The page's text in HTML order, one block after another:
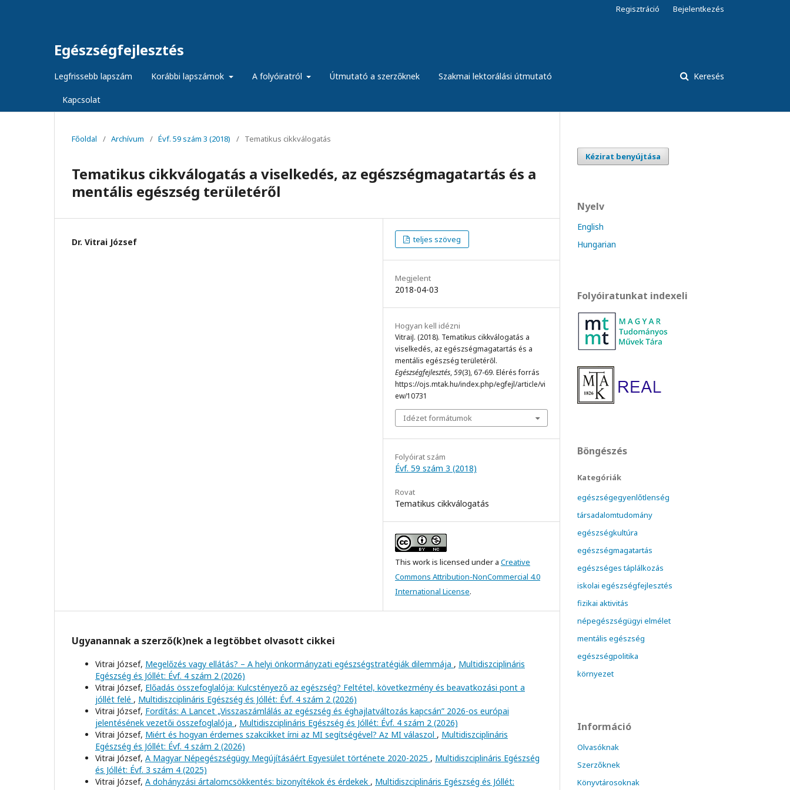
Egészségfejlesztés
Legfrissebb lapszám Korábbi lapszámok A folyóiratról Útmutató a szerzőknek Szakmai lektorálási útmutató
Kapcsolat
Keresés
Regisztráció Bejelentkezés
Főoldal / Archívum / Évf. 59 szám 3 (2018) / Tematikus cikkválogatás
Tematikus cikkválogatás a viselkedés, az egészségmagatartás és a
mentális egészség területéről
Dr. Vitrai József teljes szöveg
Megjelent
2018-04-03
Hogyan kell idézni
VitraiJ. (2018). Tematikus cikkválogatás a
viselkedés, az egészségmagatartás és a
mentális egészség területéről.
Egészségfejlesztés,59(3), 67-69. Elérés forrás
https://ojs.mtak.hu/index.php/egfejl/article/vi
ew/10731
Idézet formátumok
Folyóirat szám
Évf. 59 szám 3 (2018)
Rovat
Tematikus cikkválogatás
This work is licensed under a Creative
Commons Attribution-NonCommercial 4.0
International License.
Ugyanannak a szerző(k)nek a legtöbbet olvasott cikkei
Vitrai József, Megelőzés vagy ellátás? – A helyi önkormányzati egészségstratégiák dilemmája , Multidiszciplináris
Egészség és Jóllét: Évf. 4 szám 2 (2026)
Vitrai József, Előadás összefoglalója: Kulcstényező az egészség? Feltétel, következmény és beavatkozási pont a
jóllét felé , Multidiszciplináris Egészség és Jóllét: Évf. 4 szám 2 (2026)
Vitrai József, Fordítás: A Lancet „Visszaszámlálás az egészség és éghajlatváltozás kapcsán” 2026-os európai
jelentésének vezetői összefoglalója , Multidiszciplináris Egészség és Jóllét: Évf. 4 szám 2 (2026)
Vitrai József, Miért és hogyan érdemes szakcikket írni az MI segítségével? Az MI válaszol , Multidiszciplináris
Egészség és Jóllét: Évf. 4 szám 2 (2026)
Vitrai József, A Magyar Népegészségügy Megújításáért Egyesület története 2020-2025 , Multidiszciplináris Egészség
és Jóllét: Évf. 3 szám 4 (2025)
Vitrai József, A dohányzási ártalomcsökkentés: bizonyítékok és érdekek , Multidiszciplináris Egészség és Jóllét:
Kézirat benyújtása
Nyelv
English
Hungarian
Folyóiratunkat indexeli
Böngészés
Kategóriák
egészségegyenlőtlenség
társadalomtudomány
egészségkultúra
egészségmagatartás
egészséges táplálkozás
iskolai egészségfejlesztés
fizikai aktivitás
népegészségügyi elmélet
mentális egészség
egészségpolitika
környezet
Információ
Olvasóknak
Szerzőknek
Könyvtárosoknak